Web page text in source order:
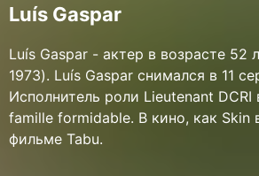
Luís Gaspar
Luís Gaspar - актер в возрасте 52
1973). Luís Gaspar снимался в 11
Исполнитель роли Lieutenant DCRI
famille formidable. В кино, как Skin
фильме Tabu.